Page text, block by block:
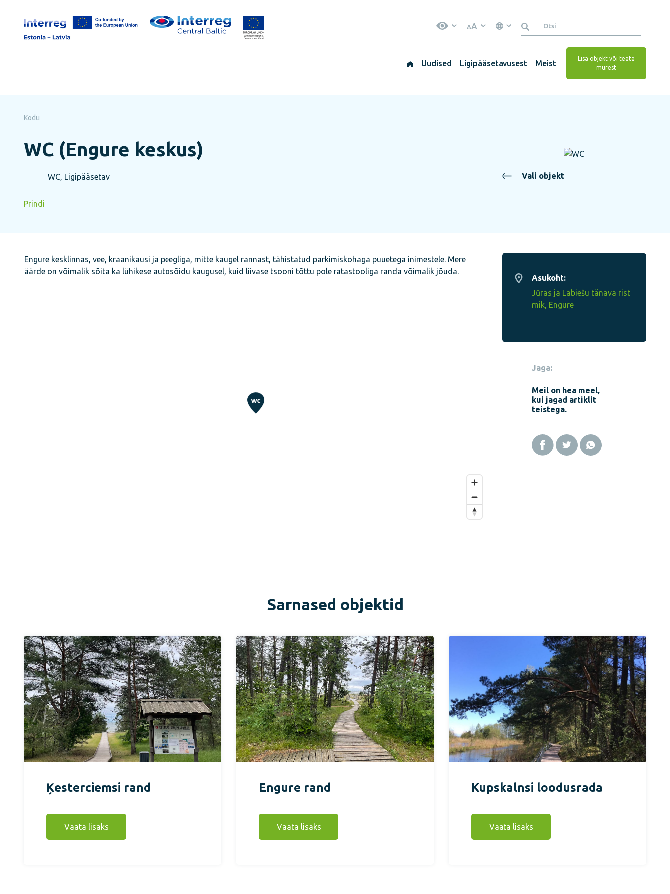
AA
Uudised Ligipääsetavusest Meist
Lisa objekt või teata
murest
Kodu
WC (Engure keskus)
WC, Ligipääsetav
Prindi
Vali objekt
Engure kesklinnas, vee, kraanikausi ja peegliga, mitte kaugel rannast, tähistatud parkimiskohaga puuetega inimestele. Mere
äärde on võimalik sõita ka lühikese autosõidu kaugusel, kuid liivase tsooni tõttu pole ratastooliga randa võimalik jõuda.
Asukoht:
Jūras ja Labiešu tänava rist
mik, Engure
Jaga:
Meil on hea meel,
kui jagad artiklit
teistega.
Sarnased objektid
Ķesterciemsi rand
Vaata lisaks
Engure rand
Vaata lisaks
Kupskalnsi loodusrada
Vaata lisaks